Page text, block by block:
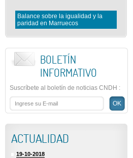
Balance sobre la igualidad y la
paridad en Marruecos
BOLETÍN
INFORMATIVO
Suscríbete al boletín de noticias CNDH :
ACTUALIDAD
19-10-2018